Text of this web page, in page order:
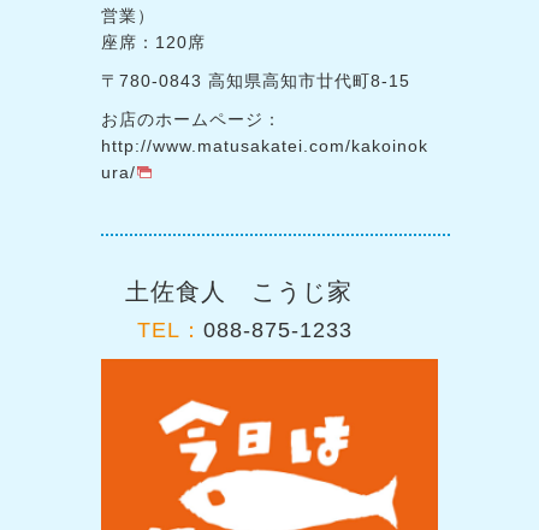
営業）
座席：120席
〒780-0843 高知県高知市廿代町8-15
お店のホームページ：
http://www.matusakatei.com/kakoinok
ura/
土佐食人 こうじ家
TEL： 088-875-1233